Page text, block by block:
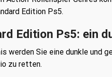
Edition Ps5.
Edition Ps5: ein
werden Sie eine dunkle und
zu retten.